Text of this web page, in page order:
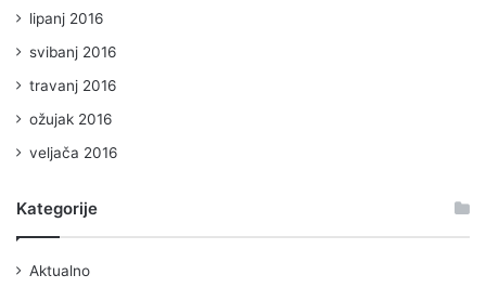
lipanj 2016
svibanj 2016
travanj 2016
ožujak 2016
veljača 2016
Kategorije
Aktualno